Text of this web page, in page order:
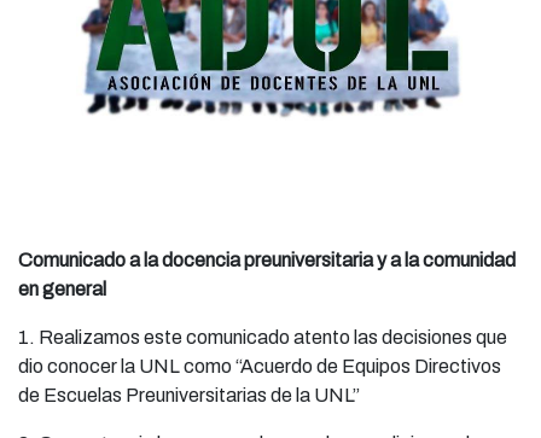
Comunicado a la docencia preuniversitaria y a la comunidad
en general
1. Realizamos este comunicado atento las decisiones que
dio conocer la UNL como “Acuerdo de Equipos Directivos
de Escuelas Preuniversitarias de la UNL”